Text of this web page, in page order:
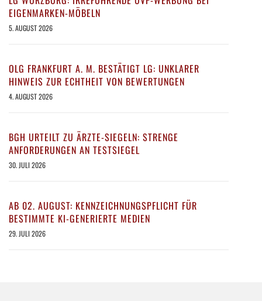
EIGENMARKEN-MÖBELN
5. AUGUST 2026
OLG FRANKFURT A. M. BESTÄTIGT LG: UNKLARER
HINWEIS ZUR ECHTHEIT VON BEWERTUNGEN
4. AUGUST 2026
BGH URTEILT ZU ÄRZTE-SIEGELN: STRENGE
ANFORDERUNGEN AN TESTSIEGEL
30. JULI 2026
AB 02. AUGUST: KENNZEICHNUNGSPFLICHT FÜR
BESTIMMTE KI-GENERIERTE MEDIEN
29. JULI 2026